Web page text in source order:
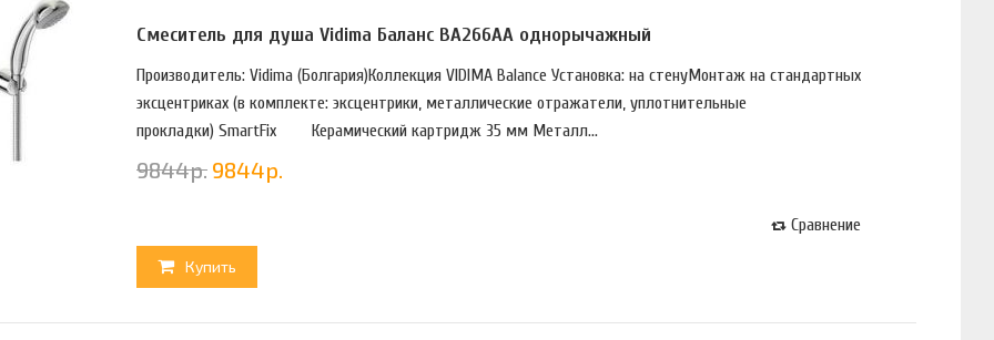
Смеситель для душа Vidima Баланс BA266AA однорычажный
Производитель: Vidima (Болгария)Коллекция VIDIMA Balance Установка: на стенуМонтаж на стандартных
эксцентриках (в комплекте: эксцентрики, металлические отражатели, уплотнительные
прокладки) SmartFix Керамический картридж 35 мм Металл...
9844р. 9844р.
Купить
Сравнение